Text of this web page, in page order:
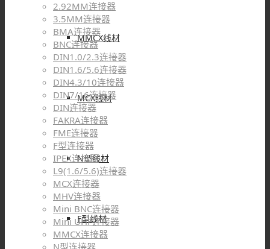
MMCX线材
MCX线材
N型线材
F型线材
2.92MM连接器
3.5MM连接器
BMA连接器
BNC连接器
DIN1.0/2.3连接器
DIN1.6/5.6连接器
DIN4.3/10连接器
DIN7/16连接器
DIN连接器
FAKRA连接器
FME连接器
F型连接器
IPEX连接器
L9(1.6/5.6)连接器
MCX连接器
MHV连接器
Mini BNC连接器
Mini UHF连接器
MMCX连接器